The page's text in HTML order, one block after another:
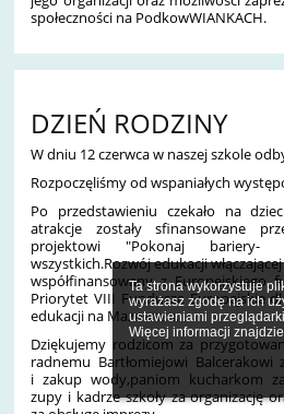
Ta strona wykorzystuje
wyrażasz zgodę na ich
ustawieniami
Więcej informacji
społeczności na PodkowWIANKACH.
DZIEŃ RODZINY
W dniu 12 czerwca w naszej szkole
Rozpoczęliśmy od wspaniałych
Po przedstawieniu czekało na
atrakcje zostały sfinansowane
projektowi "Pokonaj bariery-
wszystkich.Rozwój edukacji
współfinansowany z Europejskiego
Priorytet VIII Fundusze Europejskie
edukacji na Mazowszu.
Dziękujemy rodzicom za
radnemu Bartłomiejowi
i zakup wody,paniom kucharkom
zupy i kadrze szkoły za organizację